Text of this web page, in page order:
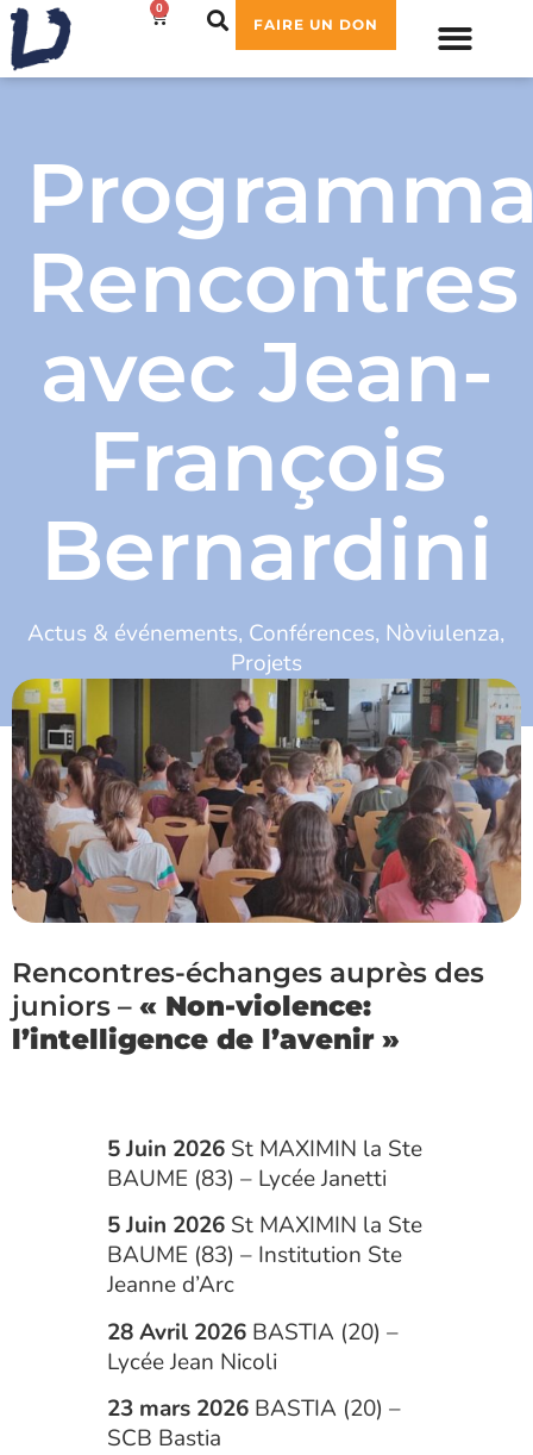
€ 0
FAIRE UN DON
Rencontres
avec Jean-
François
Bernardini
Actus & événements, Conférences, Nòviulenza,
Projets
21 février 2024
Rencontres-échanges auprès des
juniors – « Non-violence:
l’intelligence de l’avenir »
5 Juin 2026 St MAXIMIN la Ste
BAUME (83) – Lycée Janetti
5 Juin 2026 St MAXIMIN la Ste
BAUME (83) – Institution Ste
Jeanne d’Arc
28 Avril 2026 BASTIA (20) –
Lycée Jean Nicoli
23 mars 2026 BASTIA (20) –
SCB Bastia